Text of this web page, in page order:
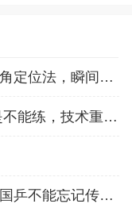
开发打乒乓球的空间感：三角定位法，瞬间找准最佳击球点
业余练乒乓球:反手拧拉不是不能练，技术重点就不在手上
一拍振醒中国体育的春天，国乒不能忘记传奇前辈这份初心！